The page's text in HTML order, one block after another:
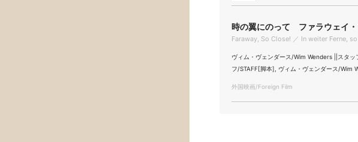
時の翼にのって ファラウェイ
Faraway, So Close! ／ In weiter Ferne,
ヴィム・ヴェンダース/Wim Wenders ||スタ
フ/STAFF[脚本], ヴィム・ヴェンダース/Wim
外国映画/Foreign Film